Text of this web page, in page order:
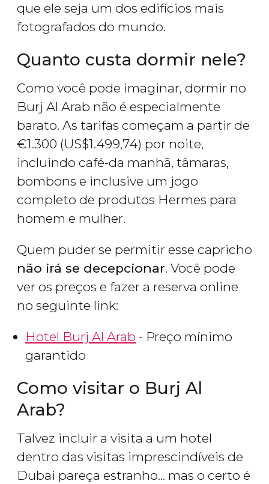
que ele seja um dos edifícios mais
fotografados do mundo.
Quanto custa dormir nele?
Como você pode imaginar, dormir no
Burj Al Arab não é especialmente
barato. As tarifas começam a partir de
€1.300 (US$1.499,74) por noite,
incluindo café-da manhã, tâmaras,
bombons e inclusive um jogo
completo de produtos Hermes para
homem e mulher.
Quem puder se permitir esse capricho
não irá se decepcionar. Você pode
ver os preços e fazer a reserva online
no seguinte link:
Hotel Burj Al Arab - Preço mínimo
garantido
Como visitar o Burj Al
Arab?
Talvez incluir a visita a um hotel
dentro das visitas imprescindíveis de
Dubai pareça estranho... mas o certo é